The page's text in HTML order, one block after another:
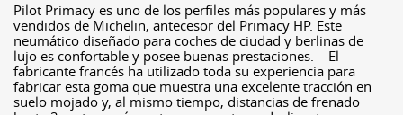
Pilot Primacy es uno de los perfiles más populares y más
vendidos de Michelin, antecesor del Primacy HP. Este
neumático diseñado para coches de ciudad y berlinas de
lujo es confortable y posee buenas prestaciones. El
fabricante francés ha utilizado toda su experiencia para
fabricar esta goma que muestra una excelente tracción en
suelo mojado y, al mismo tiempo, distancias de frenado